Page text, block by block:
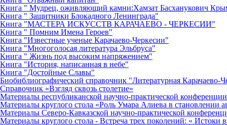
Книга " Мудрец, оживляющий камни:Хамзат Басханукович
Книга " Защитники Блокадного Ленинграда"
Книга "МАСТЕРА ИСКУССТВ КАРАЧАЕВО - ЧЕРКЕСИИ"
Книга " Помним Имена Героев"
Книга "Известные ученые Карачаево-Черкесии"
Книга "Многоголосая литература Эльбруса"
Книга " Жизнь под высоким напряжением"
Книга "История, написанная в небе"
Книга "Достойные Славы"
Биобиблиографический справочник "Литературная Карачаево-
Справочник «Взгляд сквозь столетие»
Материалы республиканской научно-практической
Материалы круглого стола «Роль Умара Алиева в становлении
Материалы Северо-Кавказской научно-практической
Материалы круглого стола - Встреча трех поколений: «